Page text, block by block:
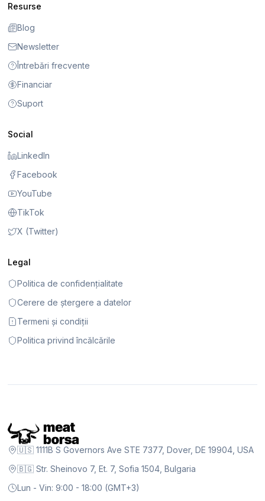
Resurse
Blog
Newsletter
Întrebări frecvente
Financiar
Suport
Social
LinkedIn
Facebook
YouTube
TikTok
X (Twitter)
Legal
Politica de confidențialitate
Cerere de ștergere a datelor
Termeni și condiții
Politica privind încălcările
🇺🇸 1111B S Governors Ave STE 7377, Dover, DE 19904, USA
🇧🇬 Str. Sheinovo 7, Et. 7, Sofia 1504, Bulgaria
Lun - Vin: 9:00 - 18:00 (GMT+3)